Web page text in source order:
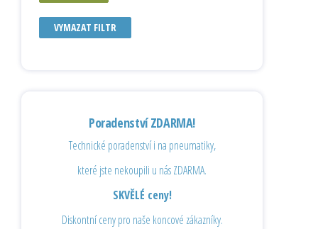
VYMAZAT FILTR
Poradenství ZDARMA!
Technické poradenství i na pneumatiky,
které jste nekoupili u nás ZDARMA.
SKVĚLÉ ceny!
Diskontní ceny pro naše koncové zákazníky.